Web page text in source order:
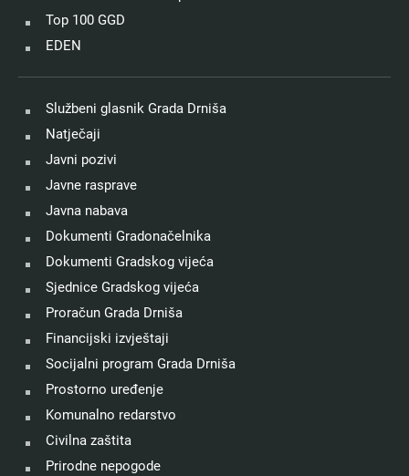
Top 100 GGD
EDEN
Službeni glasnik Grada Drniša
Natječaji
Javni pozivi
Javne rasprave
Javna nabava
Dokumenti Gradonačelnika
Dokumenti Gradskog vijeća
Sjednice Gradskog vijeća
Proračun Grada Drniša
Financijski izvještaji
Socijalni program Grada Drniša
Prostorno uređenje
Komunalno redarstvo
Civilna zaštita
Prirodne nepogode